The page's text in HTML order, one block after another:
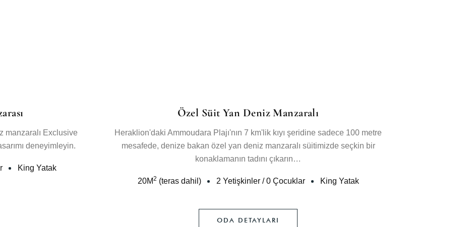
manzaralı Exclusive
deneyimleyin.
King Yatak
Özel Süit Yan Deniz Manzaralı
Heraklion'daki Ammoudara Plajı'nın 7 km'lik kıyı şeridine sadece 100 metre
mesafede, denize bakan özel yan deniz manzaralı süitimizde seçkin bir
konaklamanın tadını çıkarın…
20M2 (teras dahil) 2 Yetişkinler/0 Çocuklar King Yatak
ODA DETAYLARI